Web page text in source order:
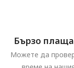
Бързо
Можете да